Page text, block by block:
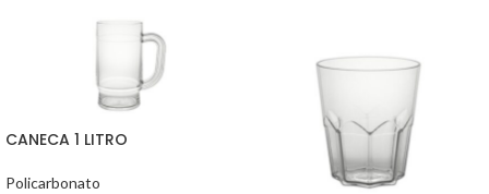
CANECA 1 LITRO
Policarbonato